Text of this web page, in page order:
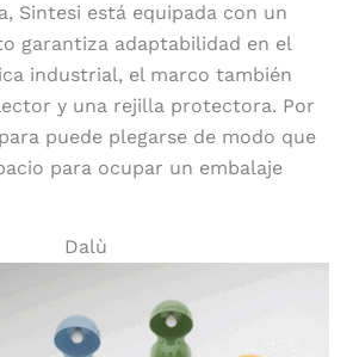
Sintesi está equipada con un
garantiza adaptabilidad en el
industrial, el marco también
y una rejilla protectora. Por
puede plegarse de modo que
para ocupar un embalaje
Dalù